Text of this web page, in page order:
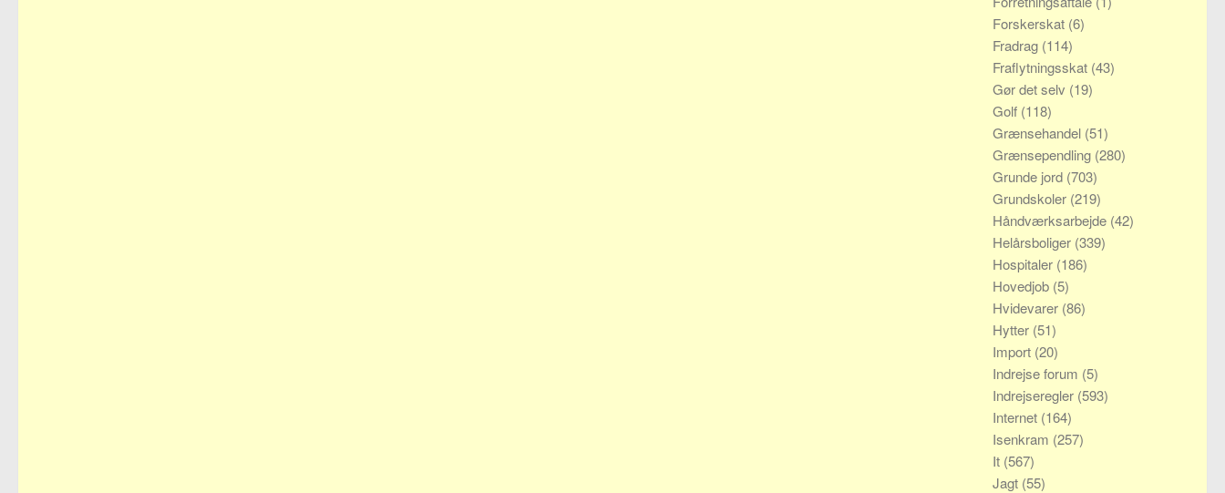
Forskerskat (6)
Fradrag (114)
Fraflytningsskat (43)
Gør det selv (19)
Golf (118)
Grænsehandel (51)
Grænsependling (280)
Grunde jord (703)
Grundskoler (219)
Håndværksarbejde (42)
Helårsboliger (339)
Hospitaler (186)
Hovedjob (5)
Hvidevarer (86)
Hytter (51)
Import (20)
Indrejse forum (5)
Indrejseregler (593)
Internet (164)
Isenkram (257)
It (567)
Jagt (55)